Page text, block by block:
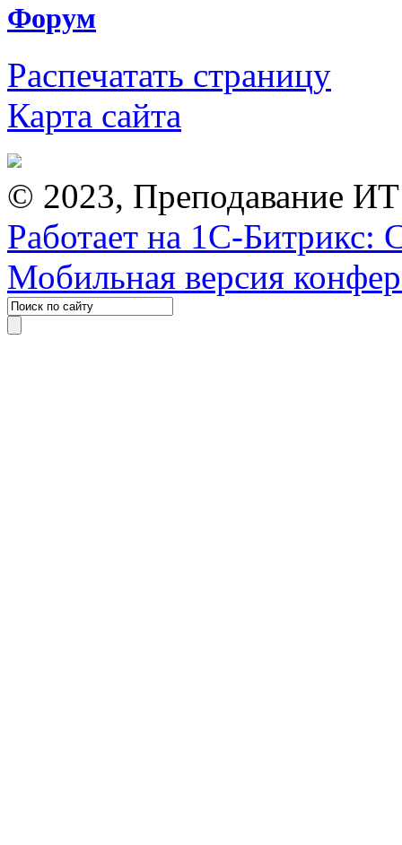
Форум
Распечатать страницу
Карта сайта
© 2023, Преподавание
Работает на 1С-Битрикс:
Мобильная версия